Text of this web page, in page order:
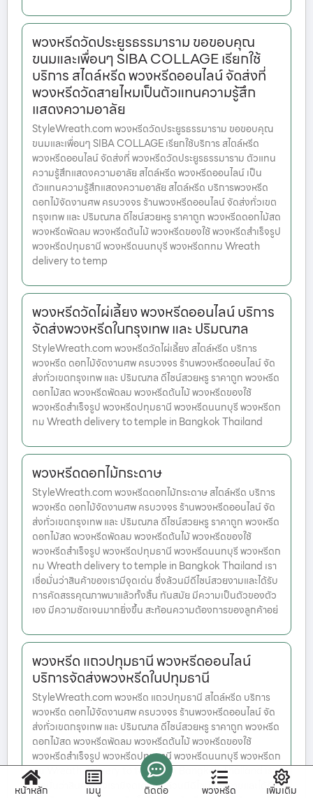
พวงหรีดวัดประยูรธรรมาราม ขอขอบคุณ
ขนมและเพื่อนๆ SIBA COLLAGE เรียกใช้
บริการ สไตล์หรีด พวงหรีดออนไลน์ จัดส่งที่
พวงหรีดวัดสายไหมเป็นตัวแทนความรู้สึก
แสดงความอาลัย
StyleWreath.com พวงหรีดวัดประยูรธรรมาราม ขอขอบคุณ
ขนมและเพื่อนๆ SIBA COLLAGE เรียกใช้บริการ สไตล์หรีด
พวงหรีดออนไลน์ จัดส่งที่ พวงหรีดวัดประยูรธรรมาราม ตัวแทน
ความรู้สึกแสดงความอาลัย สไตล์หรีด พวงหรีดออนไลน์ เป็น
ตัวแทนความรู้สึกแสดงความอาลัย สไตล์หรีด บริการพวงหรีด
ดอกไม้จัดงานศพ ครบวงจร ร้านพวงหรีดออนไลน์ จัดส่งทั่วเขต
กรุงเทพ และ ปริมณฑล ดีไซน์สวยหรู ราคาถูก พวงหรีดดอกไม้สด
พวงหรีดพัดลม พวงหรีดต้นไม้ พวงหรีดของใช้ พวงหรีดสำเร็จรูป
พวงหรีดปทุมธานี พวงหรีดนนทบุรี พวงหรีดกทม Wreath
delivery to temp
พวงหรีดวัดไผ่เลี้ยง พวงหรีดออนไลน์ บริการ
จัดส่งพวงหรีดในกรุงเทพ และ ปริมณฑล
StyleWreath.com พวงหรีดวัดไผ่เลี้ยง สไตล์หรีด บริการ
พวงหรีด ดอกไม้จัดงานศพ ครบวงจร ร้านพวงหรีดออนไลน์ จัด
ส่งทั่วเขตกรุงเทพ และ ปริมณฑล ดีไซน์สวยหรู ราคาถูก พวงหรีด
ดอกไม้สด พวงหรีดพัดลม พวงหรีดต้นไม้ พวงหรีดของใช้
พวงหรีดสำเร็จรูป พวงหรีดปทุมธานี พวงหรีดนนทบุรี พวงหรีดก
ทม Wreath delivery to temple in Bangkok Thailand
พวงหรีดดอกไม้กระดาษ
StyleWreath.com พวงหรีดดอกไม้กระดาษ สไตล์หรีด บริการ
พวงหรีด ดอกไม้จัดงานศพ ครบวงจร ร้านพวงหรีดออนไลน์ จัด
ส่งทั่วเขตกรุงเทพ และ ปริมณฑล ดีไซน์สวยหรู ราคาถูก พวงหรีด
ดอกไม้สด พวงหรีดพัดลม พวงหรีดต้นไม้ พวงหรีดของใช้
พวงหรีดสำเร็จรูป พวงหรีดปทุมธานี พวงหรีดนนทบุรี พวงหรีดก
ทม Wreath delivery to temple in Bangkok Thailand เรา
เชื่อมั่นว่าสินค้าของเรามีจุดเด่น ซึ่งล้วนมีดีไซน์สวยงามและได้รับ
การคัดสรรคุณภาพมาแล้วทั้งสิ้น ทันสมัย มีความเป็นตัวของตัว
เอง มีความชัดเจนมากยิ่งขึ้น สะท้อนความต้องการของลูกค้าอย่
พวงหรีด แถวปทุมธานี พวงหรีดออนไลน์
บริการจัดส่งพวงหรีดในปทุมธานี
StyleWreath.com พวงหรีด แถวปทุมธานี สไตล์หรีด บริการ
พวงหรีด ดอกไม้จัดงานศพ ครบวงจร ร้านพวงหรีดออนไลน์ จัด
ส่งทั่วเขตกรุงเทพ และ ปริมณฑล ดีไซน์สวยหรู ราคาถูก พวงหรีด
ดอกไม้สด พวงหรีดพัดลม พวงหรีดต้นไม้ พวงหรีดของใช้
พวงหรีดสำเร็จรูป พวงหรีดปทุมธานี พวงหรีดนนทบุรี พวงหรีดก
ทม Wreath delivery to temple in Bangkok Thailand เรา
เชื่อมั่นว่าสินค้าของเรามีจุดเด่น ซึ่งล้วนมีดีไซน์สวยงามและได้รับ
หน้าหลัก เมนู ติดต่อ พวงหรีด เพิ่มเติม